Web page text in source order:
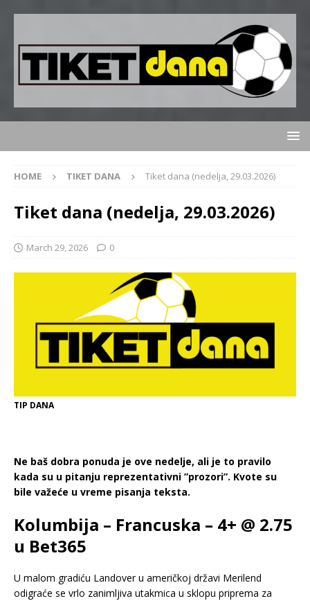
HOME TIKET DANA Tiket dana (nedelja, 29.03.2026)
Tiket dana (nedelja, 29.03.2026)
March 29, 2026 0
TIP DANA
Ne baš dobra ponuda je ove nedelje, ali je to pravilo
kada su u pitanju reprezentativni ”prozori”. Kvote su
bile važeće u vreme pisanja teksta.
Kolumbija – Francuska – 4+ @ 2.75
u Bet365
U malom gradiću Landover u američkoj državi Merilend
odigraće se vrlo zanimljiva utakmica u sklopu priprema za